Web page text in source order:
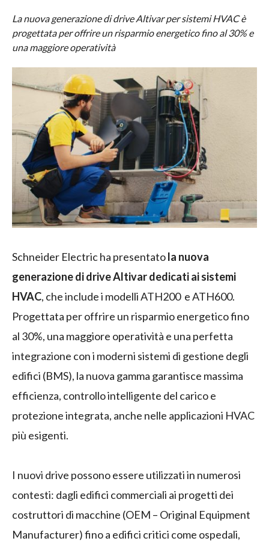
La nuova generazione di drive Altivar per sistemi HVAC è
progettata per offrire un risparmio energetico fino al 30% e
una maggiore operatività
Schneider Electric ha presentatola nuova
generazione di drive Altivar dedicati ai sistemi
HVAC, che include i modelli ATH200 e ATH600.
Progettata per offrire un risparmio energetico fino
al 30%, una maggiore operatività e una perfetta
integrazione con i moderni sistemi di gestione degli
edifici (BMS), la nuova gamma garantisce massima
efficienza, controllo intelligente del carico e
protezione integrata, anche nelle applicazioni HVAC
più esigenti.
I nuovi drive possono essere utilizzati in numerosi
contesti: dagli edifici commerciali ai progetti dei
costruttori di macchine (OEM – Original Equipment
Manufacturer) fino a edifici critici come ospedali,